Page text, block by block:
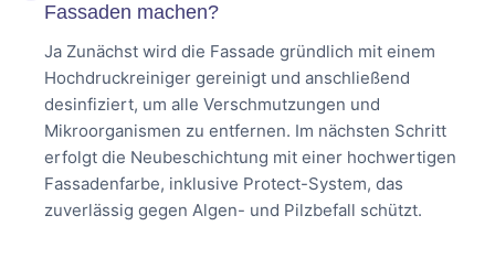
Fassaden machen?
Ja Zunächst wird die Fassade gründlich mit einem
Hochdruckreiniger gereinigt und anschließend
desinfiziert, um alle Verschmutzungen und
Mikroorganismen zu entfernen. Im nächsten Schritt
erfolgt die Neubeschichtung mit einer hochwertigen
Fassadenfarbe, inklusive Protect-System, das
zuverlässig gegen Algen- und Pilzbefall schützt.